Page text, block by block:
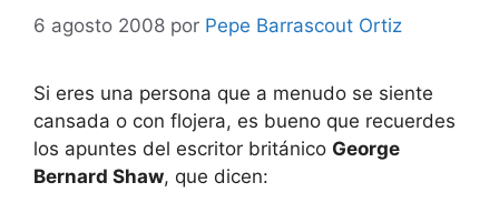
6 agosto 2008 por Pepe Barrascout Ortiz
Si eres una persona que a menudo se siente
cansada o con flojera, es bueno que recuerdes
los apuntes del escritor británico George
Bernard Shaw, que dicen: